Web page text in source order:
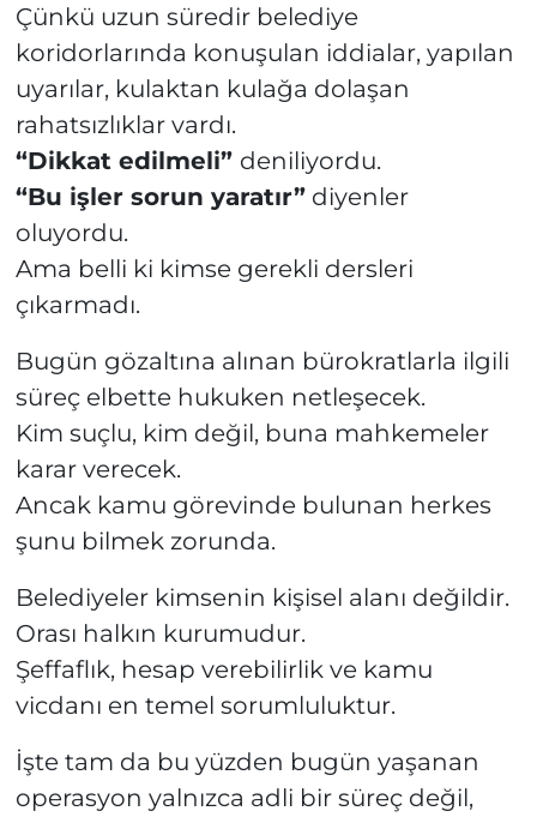
Çünkü uzun süredir belediye
koridorlarında konuşulan iddialar, yapılan
uyarılar, kulaktan kulağa dolaşan
rahatsızlıklar vardı.
“Dikkat edilmeli” deniliyordu.
“Bu işler sorun yaratır”diyenler
oluyordu.
Ama belli ki kimse gerekli dersleri
çıkarmadı.
Bugün gözaltına alınan bürokratlarla ilgili
süreç elbette hukuken netleşecek.
Kim suçlu, kim değil, buna mahkemeler
karar verecek.
Ancak kamu görevinde bulunan herkes
şunu bilmek zorunda.
Belediyeler kimsenin kişisel alanı değildir.
Orası halkın kurumudur.
Şeffaflık, hesap verebilirlik ve kamu
vicdanı en temel sorumluluktur.
İşte tam da bu yüzden bugün yaşanan
operasyon yalnızca adli bir süreç değil,